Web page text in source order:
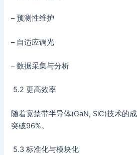
– 预测性维护
– 自适应调光
– 数据采集与分析
5.2 更高效率
随着宽禁带半导体(GaN, SiC)技术的
突破96%。
5.3 标准化与模块化